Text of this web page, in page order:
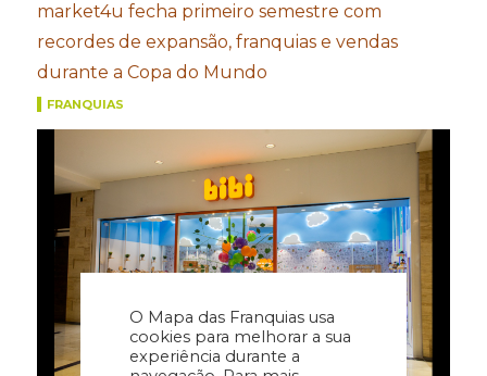
O Mapa das Franquias usa
cookies para melhorar a sua
experiência durante a
market4u fecha primeiro semestre com
recordes de expansão, franquias e vendas
durante a Copa do Mundo
FRANQUIAS